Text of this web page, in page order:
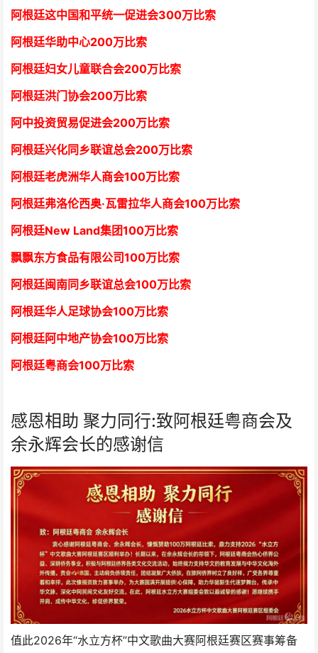
阿根廷这中国和平统一促进会300万比索
阿根廷华助中心200万比索
阿根廷妇女儿童联合会200万比索
阿根廷洪门协会200万比索
阿中投资贸易促进会200万比索
阿根廷兴化同乡联谊总会200万比索
阿根廷老虎洲华人商会100万比索
阿根廷弗洛伦西奥·瓦雷拉华人商会100万比索
阿根廷New Land集团100万比索
飘飘东方食品有限公司100万比索
阿根廷闽南同乡联谊总会100万比索
阿根廷华人足球协会100万比索
阿根廷阿中地产协会100万比索
阿根廷粤商会100万比索
感恩相助 聚力同行:致阿根廷粤商会及
余永辉会长的感谢信
值此2026年“水立方杯”中文歌曲大赛阿根廷赛区赛事筹备